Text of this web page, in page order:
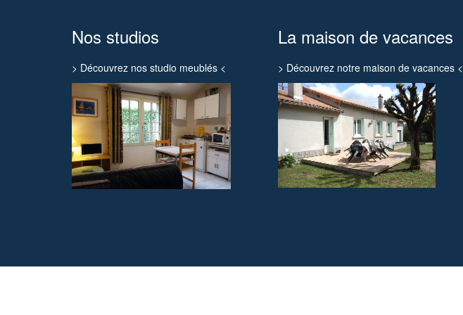
Nos studios
> Découvrez nos studio meublés <
La maison de vacances
> Découvrez notre maison de vacances <